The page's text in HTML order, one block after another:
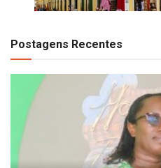
Postagens Recentes